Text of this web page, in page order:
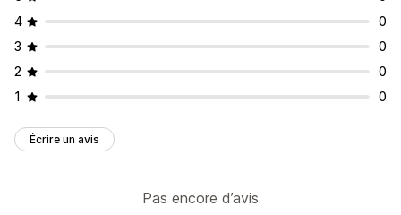
4
0
3
0
2
0
1
0
Écrire un avis
Pas encore d’avis